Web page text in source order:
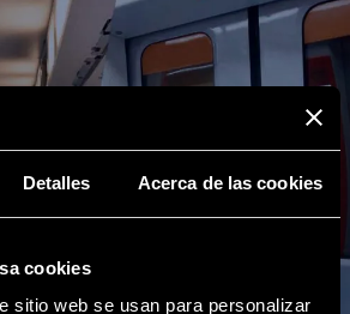
Detalles Acerca de las cookies
cookies
sitio web se usan para personalizar